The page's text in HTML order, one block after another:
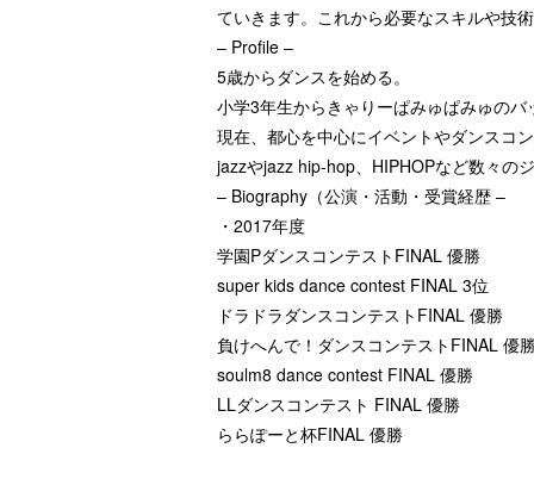
ていきます。これから必要なスキルや技
– Profile –
5歳からダンスを始める。
小学3年生からきゃりーぱみゅぱみゅのバ
現在、都心を中心にイベントやダンスコン
jazzやjazz hip-hop、HIPHOPなど数々のジ
– Biography（公演・活動・受賞経歴 –
・2017年度
学園PダンスコンテストFINAL 優勝
super kids dance contest FINAL 3位
ドラドラダンスコンテストFINAL 優勝
負けへんで！ダンスコンテストFINAL 優
soulm8 dance contest FINAL 優勝
LLダンスコンテスト FINAL 優勝
ららぽーと杯FINAL 優勝